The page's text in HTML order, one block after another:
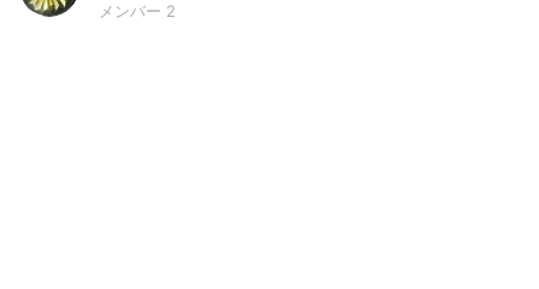
メンバー 2